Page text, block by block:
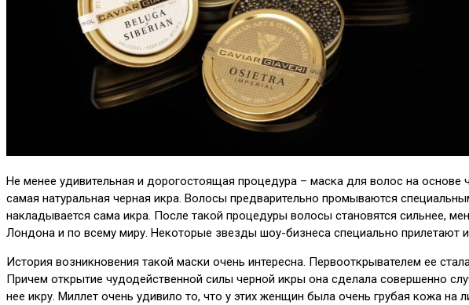
Не менее удивительная и дорогостоящая процедура – маска для волос на основе
самая натуральная черная икра. Волосы предварительно промываются
накладывается сама икра. После такой процедуры волосы становятся сильнее,
Лондона и по всему миру. Некоторые звезды шоу-бизнеса специально прилетают
История возникновения такой маски очень интересна. Первооткрывателем ее
Причем открытие чудодейственной силы черной икры она сделала совершенно
нее икру. Миллет очень удивило то, что у этих женщин была очень грубая кожа